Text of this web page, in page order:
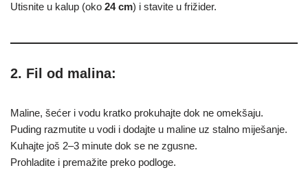
Utisnite u kalup (oko 24 cm) i stavite u frižider.
2. Fil od malina:
Maline, šećer i vodu kratko prokuhajte dok ne omekšaju.
Puding razmutite u vodi i dodajte u maline uz stalno miješanje.
Kuhajte još 2–3 minute dok se ne zgusne.
Prohladite i premažite preko podloge.